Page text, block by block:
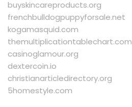
buyskincareproducts.org
frenchbulldogpuppyforsale.net
kogamasquid.com
themultiplicationtablechart.com
casinoglamour.org
dextercoin.io
christianarticledirectory.org
5homestyle.com